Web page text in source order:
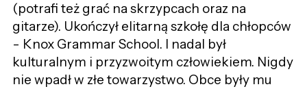
(potrafi też grać na skrzypcach oraz na
gitarze). Ukończył elitarną szkołę dla chłopców
- Knox Grammar School. I nadal był
kulturalnym i przyzwoitym człowiekiem. Nigdy
nie wpadł w złe towarzystwo. Obce były mu